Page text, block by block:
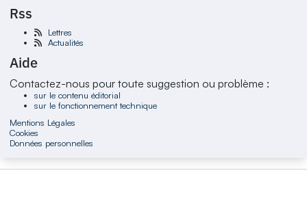
Rss
Lettres
Actualités
Aide
Contactez-nous pour toute suggestion ou problème :
sur le contenu éditorial
sur le fonctionnement technique
Mentions Légales
Cookies
Données personnelles